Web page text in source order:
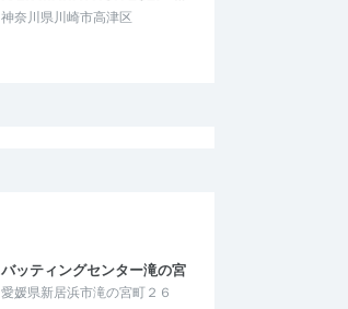
神奈川県川崎市高津区
バッティングセンター滝の宮
愛媛県新居浜市滝の宮町２６